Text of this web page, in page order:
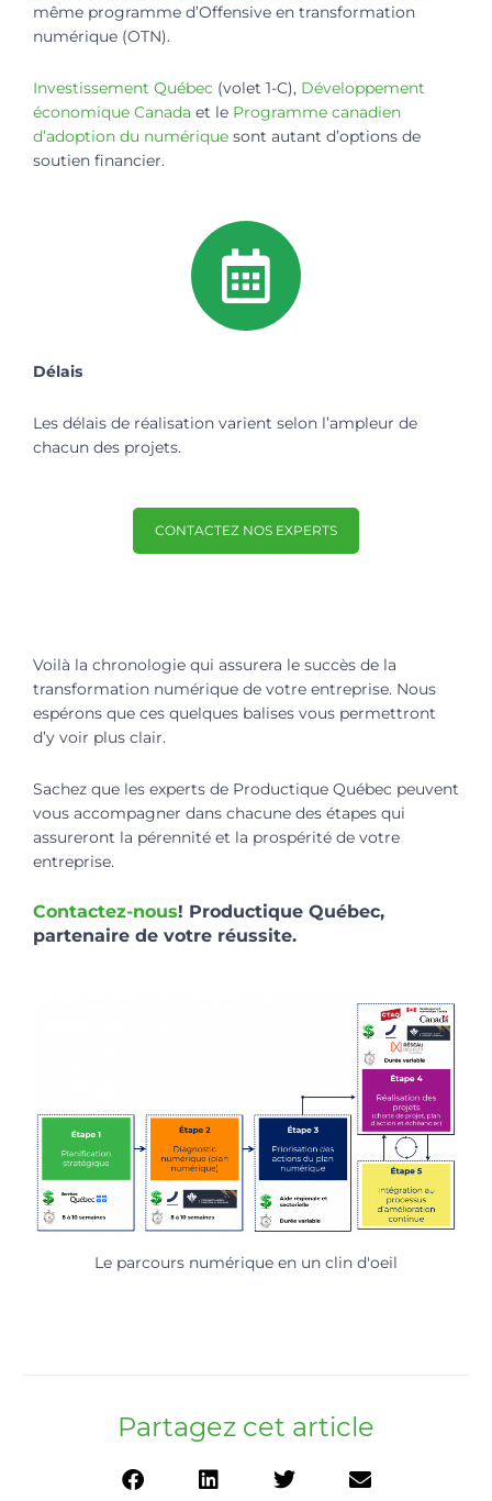
même programme d’Offensive en transformation
numérique (OTN).
Investissement Québec (volet 1-C), Développement
économique Canada et le Programme canadien
d’adoption du numérique sont autant d’options de
soutien financier.
Délais
Les délais de réalisation varient selon l’ampleur de
chacun des projets.
CONTACTEZ NOS EXPERTS
Voilà la chronologie qui assurera le succès de la
transformation numérique de votre entreprise. Nous
espérons que ces quelques balises vous permettront
d’y voir plus clair.
Sachez que les experts de Productique Québec peuvent
vous accompagner dans chacune des étapes qui
assureront la pérennité et la prospérité de votre
entreprise.
Contactez-nous! Productique Québec,
partenaire de votre réussite.
Le parcours numérique en un clin d'oeil
Partagez cet article